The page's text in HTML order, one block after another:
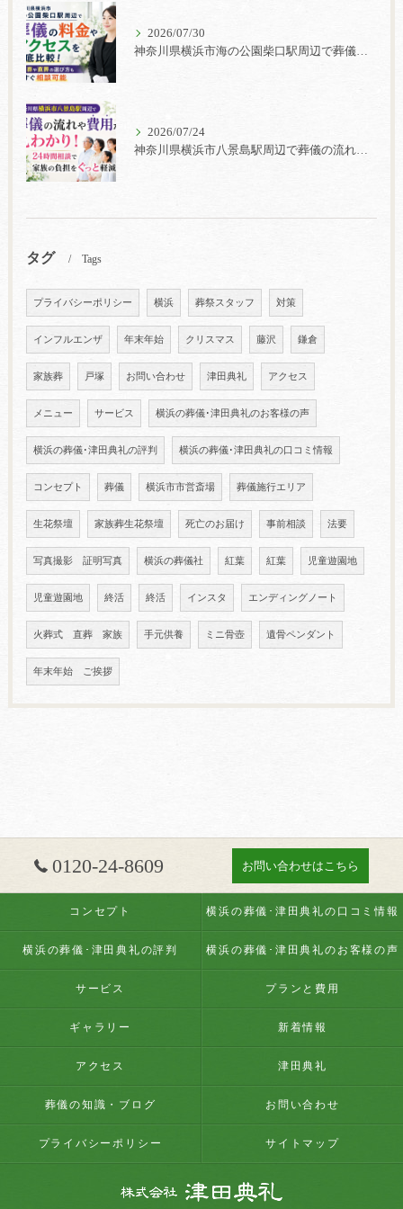
2026/07/30
神奈川県横浜市海の公園柴口駅周辺で葬儀の料金やアクセスを徹底比較！家族葬や直葬の選び方も今すぐ相談可能
2026/07/24
神奈川県横浜市八景島駅周辺で葬儀の流れや費用が丸わかり！24時間相談で家族の負担をぐっと軽減
タグ Tags
プライバシーポリシー 横浜 葬祭スタッフ 対策
インフルエンザ 年末年始 クリスマス 藤沢 鎌倉
家族葬 戸塚 お問い合わせ 津田典礼 アクセス
メニュー サービス 横浜の葬儀･津田典礼のお客様の声
横浜の葬儀･津田典礼の評判 横浜の葬儀･津田典礼の口コミ情報
コンセプト 葬儀 横浜市市営斎場 葬儀施行エリア
生花祭壇 家族葬生花祭壇 死亡のお届け 事前相談 法要
写真撮影 証明写真 横浜の葬儀社 紅葉 紅葉 児童遊園地
児童遊園地 終活 終活 インスタ エンディングノート
火葬式 直葬 家族 手元供養 ミニ骨壺 遺骨ペンダント
年末年始 ご挨拶
0120-24-8609 お問い合わせはこちら
コンセプト 横浜の葬儀･津田典礼の口コミ情報
横浜の葬儀･津田典礼の評判 横浜の葬儀･津田典礼のお客様の声
サービス プランと費用
ギャラリー 新着情報
アクセス 津田典礼
葬儀の知識・ブログ お問い合わせ
プライバシーポリシー サイトマップ